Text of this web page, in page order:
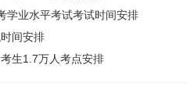
学业水平考试考试时间安排
间安排
生1.7万人考点安排